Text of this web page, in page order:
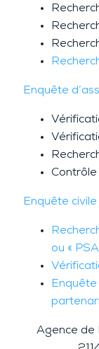
Enquête
Enquête civile
ou « PSA
Agence de